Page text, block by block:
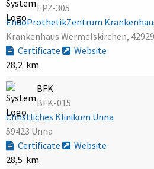
EPZ-305
EndoProthetikZentrum
Krankenhaus Wermelskirchen,
Certificate
Website
28,2 km
BFK
BFK-015
Christliches Klinikum Unna
59423 Unna
Certificate
Website
28,5 km